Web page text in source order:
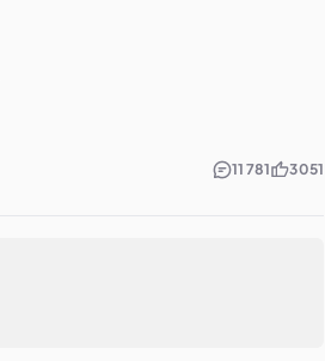
11 781 3 051